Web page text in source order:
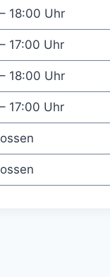
18:00 Uhr
17:00 Uhr
18:00 Uhr
17:00 Uhr